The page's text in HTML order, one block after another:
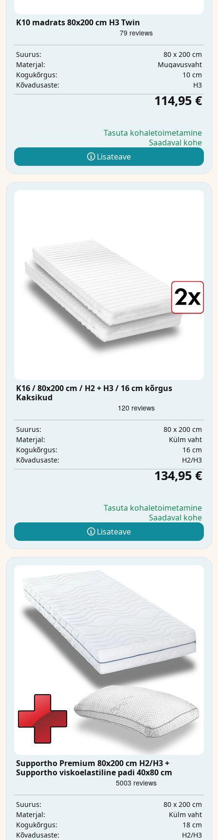
K10 madrats 80x200 cm H3 Twin
Suurus:
80 x 200 cm
Materjal:
Mugavusvaht
Kogukõrgus:
10 cm
Kõvadusaste:
H3
114,95 €
Tasuta kohaletoimetamine
Saadaval kohe
Lisateave
K16 / 80x200 cm / H2 + H3 / 16 cm kõrgus
Kaksikud
Suurus:
80 x 200 cm
Materjal:
Külm vaht
Kogukõrgus:
16 cm
Kõvadusaste:
H2/H3
134,95 €
Tasuta kohaletoimetamine
Saadaval kohe
Lisateave
Supportho Premium 80x200 cm H2/H3 +
Supportho viskoelastiline padi 40x80 cm
Suurus:
80 x 200 cm
Materjal:
Külm vaht
Kogukõrgus:
18 cm
Kõvadusaste:
H2/H3